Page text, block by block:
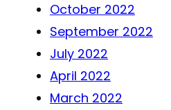
October 2022
September 2022
July 2022
April 2022
March 2022